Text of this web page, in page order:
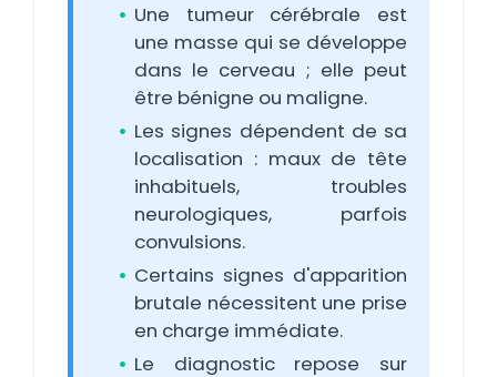
Une tumeur cérébrale est
une masse qui se développe
dans le cerveau ; elle peut
être bénigne ou maligne.
Les signes dépendent de sa
localisation : maux de tête
inhabituels, troubles
neurologiques, parfois
convulsions.
Certains signes d'apparition
brutale nécessitent une prise
en charge immédiate.
Le diagnostic repose sur